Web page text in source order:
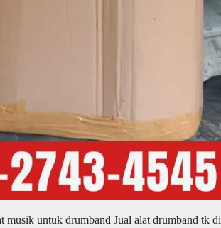
musik untuk drumband Jual alat drumband tk di